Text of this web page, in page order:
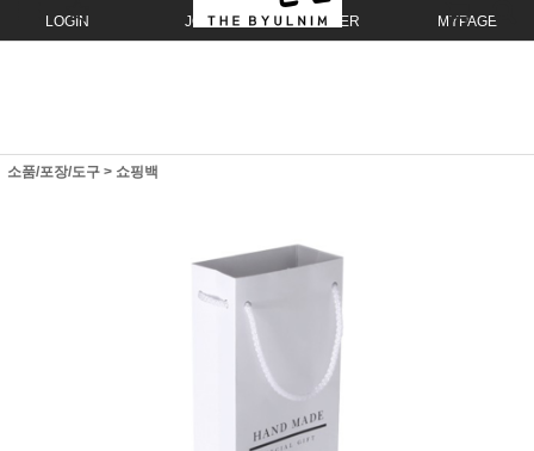
LOGIN JOIN ORDER MYPAGE
소품/포장/도구 > 쇼핑백